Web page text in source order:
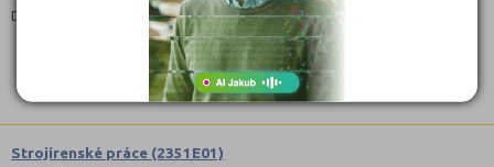
Denní
Strojírenské práce (2351E01)